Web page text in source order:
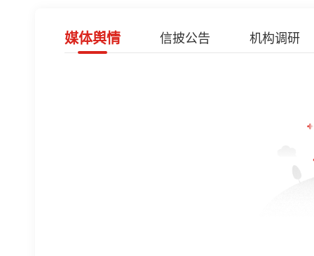
媒体舆情 信披公告 机构调研